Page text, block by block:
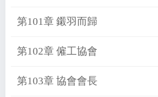
第101章 鎩羽而歸
第102章 僱工協會
第103章 協會會長